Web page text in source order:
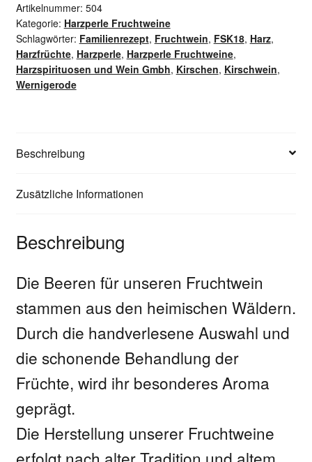
Artikelnummer: 504
Kategorie: Harzperle Fruchtweine
Schlagwörter: Familienrezept, Fruchtwein, FSK18, Harz,
Harzfrüchte, Harzperle, Harzperle Fruchtweine,
Harzspirituosen und Wein Gmbh, Kirschen, Kirschwein,
Wernigerode
Beschreibung
Zusätzliche Informationen
Beschreibung
Die Beeren für unseren Fruchtwein
stammen aus den heimischen Wäldern.
Durch die handverlesene Auswahl und
die schonende Behandlung der
Früchte, wird ihr besonderes Aroma
geprägt.
Die Herstellung unserer Fruchtweine